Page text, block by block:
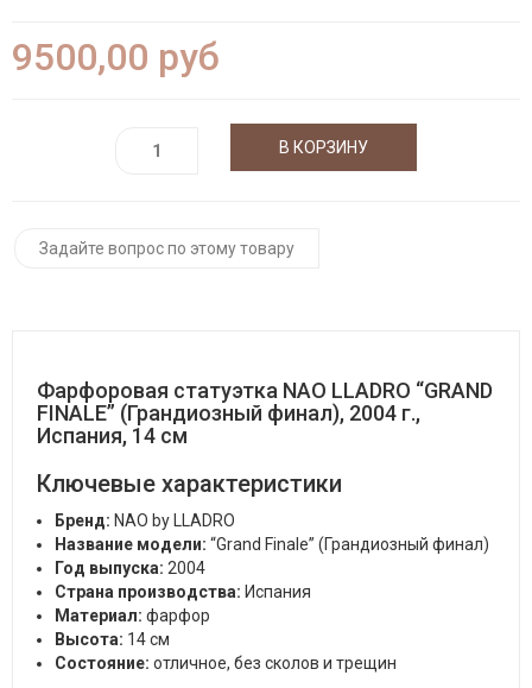
9500,00 руб
Задайте вопрос по этому товару
Фарфоровая статуэтка NAO LLADRO “GRAND
FINALE” (Грандиозный финал), 2004 г.,
Испания, 14 см
Ключевые характеристики
Бренд: NAO by LLADRO
Название модели: “Grand Finale” (Грандиозный финал)
Год выпуска: 2004
Страна производства: Испания
Материал: фарфор
Высота: 14 см
Состояние: отличное, без сколов и трещин